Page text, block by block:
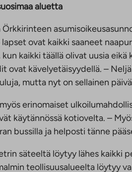
aluetta
lapset ovat kaikki saaneet
kun kaikki täällä olivat uusia
ovat kävelyetäisyydellä. –
mutta nyt on sellainen
erinomaiset
käytännössä kotiovelta. –
bussilla ja helposti tänne
säteeltä löytyy lähes kaikki
teollisuusalueelta löytyy